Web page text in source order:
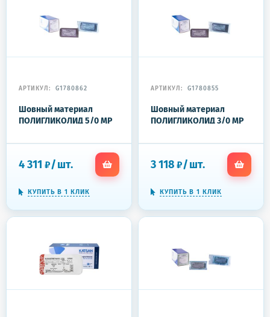
АРТИКУЛ: G1780862
Шовный материал
ПОЛИГЛИКОЛИД 5/0 МР
75)75см 20шт/у
4 311 ₽/шт.
КУПИТЬ В 1 КЛИК
АРТИКУЛ: G1780855
Шовный материал
ПОЛИГЛИКОЛИД 3/0 МР
75)75см 20шт/у РGA
3 118 ₽/шт.
КУПИТЬ В 1 КЛИК